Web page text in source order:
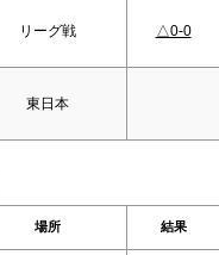
リーグ戦 △0-0
東日本
場所 結果